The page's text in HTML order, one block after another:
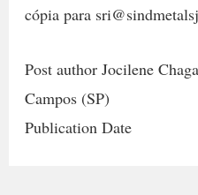
cópia para
Post author Jocilene
Campos (SP)
Publication Date